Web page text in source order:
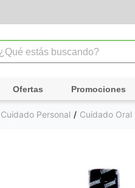
estás buscando?
Ofertas Promociones
Personal Cuidado Oral